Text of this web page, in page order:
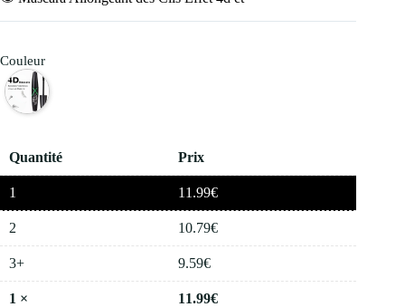
Couleur
Quantité Prix
1 11.99€
2 10.79€
3+ 9.59€
1 × 11.99€